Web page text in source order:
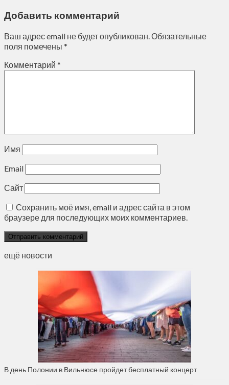
Добавить комментарий
Ваш адрес email не будет опубликован. Обязательные
поля помечены *
Комментарий *
Имя
Email
Сайт
Сохранить моё имя, email и адрес сайта в этом
браузере для последующих моих комментариев.
ещё новости
В день Полонии в Вильнюсе пройдет бесплатный концерт